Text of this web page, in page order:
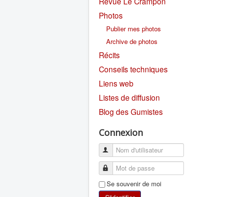
Photos
Publier mes photos
Archive de photos
Récits
Conseils techniques
Liens web
Listes de diffusion
Blog des Gumistes
Connexion
Se souvenir de moi